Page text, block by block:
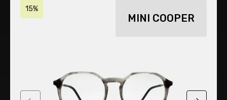
15%
MINI COOPER